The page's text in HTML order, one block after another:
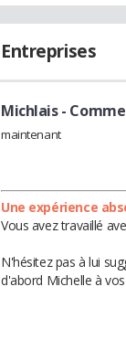
Entreprises
Michlais-
maintenant
Une expérience
Vous avez travaillé
N'hésitez pas à lui
d'abord Michelle à